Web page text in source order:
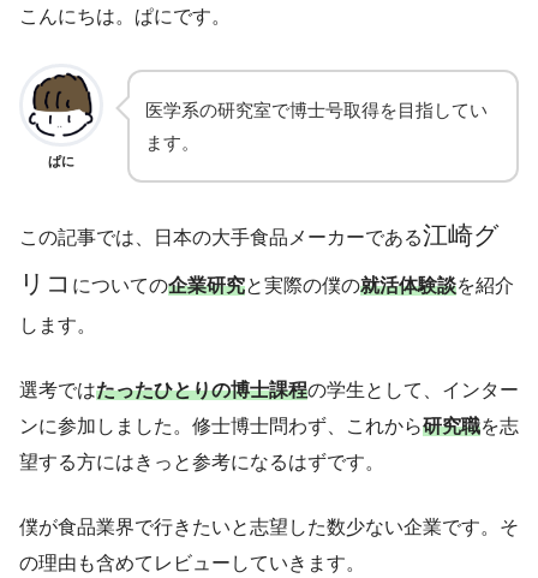
こんにちは。ぱにです。
ぱに
医学系の研究室で博士号取得を目指してい
ます。
この記事では、日本の大手食品メーカーである江崎グ
リコ についての企業研究と実際の僕の就活体験談を紹介
します。
選考ではたったひとりの博士課程の学生として、インター
ンに参加しました。修士博士問わず、これから研究職を志
望する方にはきっと参考になるはずです。
僕が食品業界で行きたいと志望した数少ない企業です。そ
の理由も含めてレビューしていきます。